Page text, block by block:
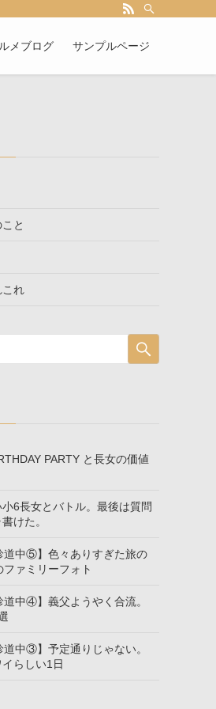
メブログ サンプルページ
と
これ
PARTY と長女の価値
6長女とバトル。最後は質問
けた。
道中⑤】色々ありすぎた旅の
ァミリーフォト
道中④】義父ようやく合流。
道中③】予定通りじゃない。
らしい1日